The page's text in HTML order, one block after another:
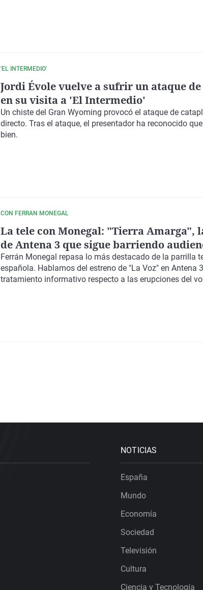
'EL INTERMEDIO'
Jordi Évole vuelve a sufrir un ataque
en su visita a 'El Intermedio'
Un chiste del Gran Wyoming provocó el ataque de
directo. Tras el ataque, el presentador ha reconocido
bien.
CON FERRAN MONEGAL
La tele con Monegal: "Tierra Amarga",
de Antena 3 que sigue barriendo
Ferrán Monegal repasa lo más destacado de la parrilla
española. Hablamos del estreno de "La Voz" en Antena
tratamiento informativo respecto a las erupciones del
NOTICIAS
España
Mundo
Economía
Sociedad
Televisión
Cultura
Ciencia y Tecnología